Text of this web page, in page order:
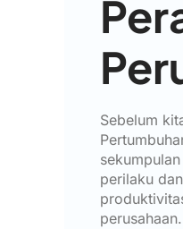
Sebelum
perilaku
perusahaan.